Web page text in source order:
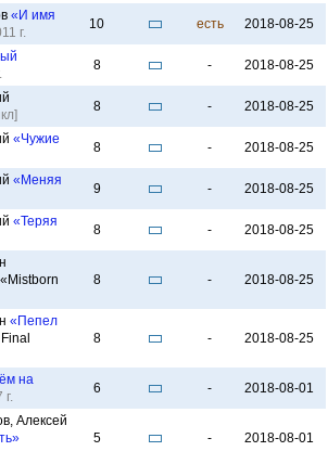
«И имя
г.
10 есть 2018-08-25
8 - 2018-08-25
8 - 2018-08-25
«Чужие
8 - 2018-08-25
«Меняя
9 - 2018-08-25
«Теряя
8 - 2018-08-25
8 - 2018-08-25
«Пепел
8 - 2018-08-25
на
г.
6 - 2018-08-01
Алексей
5 - 2018-08-01